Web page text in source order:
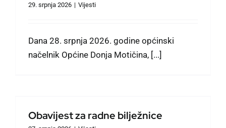
29. srpnja 2026 | Vijesti
Dana 28. srpnja 2026. godine općinski
načelnik Općine Donja Motičina, [...]
Obavijest za radne bilježnice